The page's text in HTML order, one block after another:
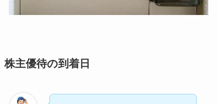
株主優待の到着日